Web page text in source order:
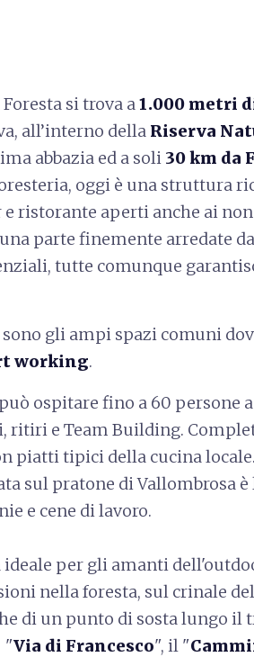
si trova a1.000 metri
all’interno della Riserva
abbazia ed a soli 30 km da
oggi è una struttura
e ristorante aperti anche ai
parte finemente arredate
tutte comunque
gli ampi spazi comuni
working.
ospitare fino a 60 persone
ritiri e Team Building.
piatti tipici della cucina
sul pratone di Vallombrosa
e cene di lavoro.
per gli amanti
nella foresta, sul crinale
di un punto di sosta lungo
"Via di Francesco", il "